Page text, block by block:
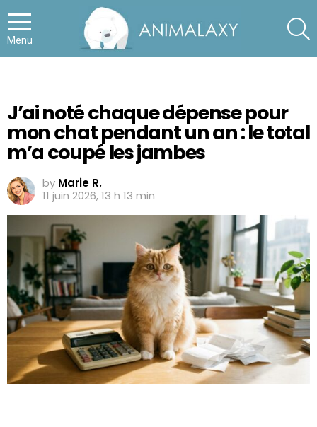
Menu
J’ai noté chaque dépense pour
mon chat pendant un an : le total
m’a coupé les jambes
by Marie R.
11 juin 2026, 13 h 13 min